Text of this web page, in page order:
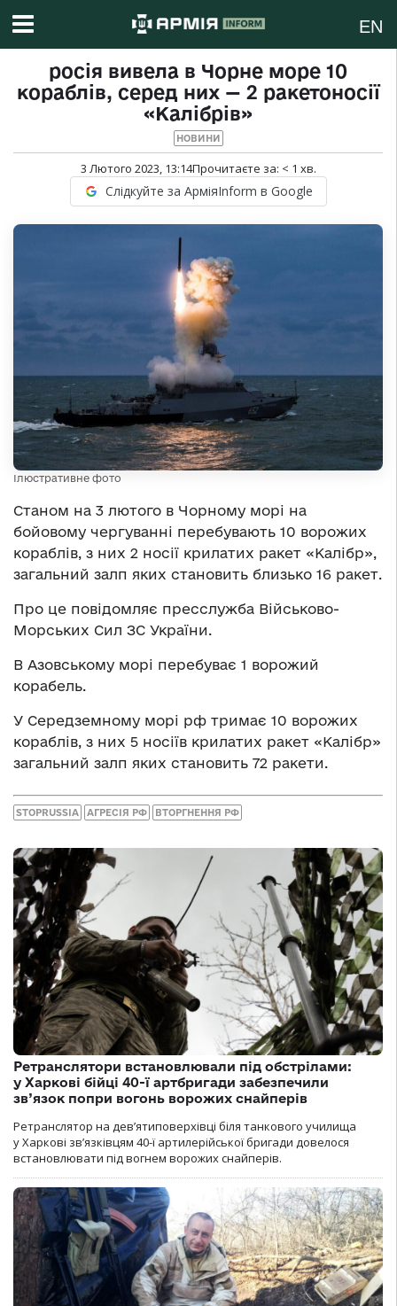
EN
росія вивела в Чорне море 10
кораблів, серед них — 2 ракетоносії
«Калібрів»
НОВИНИ
3 Лютого 2023, 13:14Прочитаєте за: < 1 хв.
Слідкуйте за АрміяInform в Google
Ілюстративне фото
Станом на 3 лютого в Чорному морі на
бойовому чергуванні перебувають 10 ворожих
кораблів, з них 2 носії крилатих ракет «Калібр»,
загальний залп яких становить близько 16 ракет.
Про це повідомляє пресслужба Військово-
Морських Сил ЗС України.
В Азовському морі перебуває 1 ворожий
корабель.
У Середземному морі рф тримає 10 ворожих
кораблів, з них 5 носіїв крилатих ракет «Калібр»
загальний залп яких становить 72 ракети.
STOPRUSSIA АГРЕСІЯ РФ ВТОРГНЕННЯ РФ
Ретранслятори встановлювали під обстрілами:
у Харкові бійці 40-ї артбригади забезпечили
зв’язок попри вогонь ворожих снайперів
Ретранслятор на дев’ятиповерхівці біля танкового училища
у Харкові зв’язківцям 40-ї артилерійської бригади довелося
встановлювати під вогнем ворожих снайперів.